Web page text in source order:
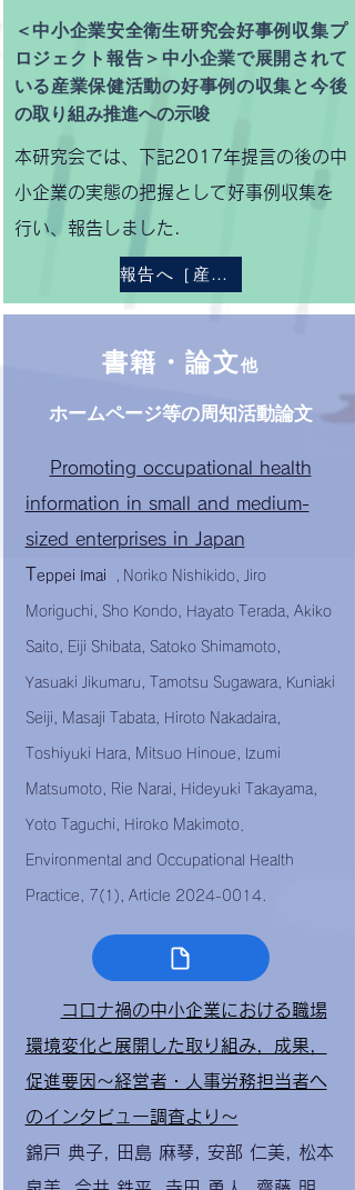
＜中小企業安全衛生研究会好事例収集プ
ロジェクト報告＞中小企業で展開されて
いる産業保健活動の好事例の収集と今後
の取り組み推進への示唆​
本研究会では、下記2017年提言の後の中
小企業の実態の把握として好事例収集を
行い、報告しました．
報告へ［産衛誌 66 巻 1 号］
書籍・論文他
ホームページ等の周知活動論文
Promoting occupational health
information in small and medium-
sized enterprises in Japan
eppei Imai , Noriko Nishikido, Jiro
Moriguchi, Sho Kondo, Hayato Terada, Akiko
Saito, Eiji Shibata, Satoko Shimamoto,
Yasuaki Jikumaru, Tamotsu Sugawara, Kuniaki
Seiji, Masaji Tabata, Hiroto Nakadaira,
Toshiyuki Hara, Mitsuo Hinoue, Izumi
Matsumoto, Rie Narai, Hideyuki Takayama,
Yoto Taguchi, Hiroko Makimoto．
Environmental and Occupational Health
Practice, 7(1), Article 2024-0014.
コロナ禍の中小企業における職場
環境変化と展開した取り組み，成果，
促進要因～経営者・人事労務担当者へ
のインタビュー調査より～
錦戸 典子
田島 麻琴 安部 仁美
松本